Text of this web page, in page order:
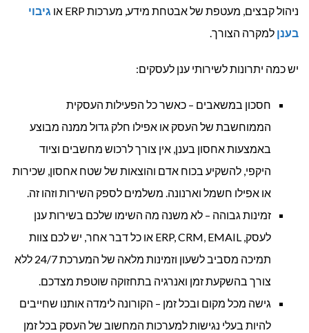
ניהול קבצים, מעטפת של אבטחת מידע, מערכות ERP או
גיבוי
בענן למקרה הצורך.
יש כמה יתרונות לשירותי ענן לעסקים:
חסכון במשאבים – כאשר כל הפעילות העסקית
הממוחשבת של העסק או אפילו חלק גדול ממנה מבוצע
באמצעות אחסון בענן, אין צורך לרכוש מחשבים וציוד
היקפי, להשקיע בכוח אדם והוצאות של שטח אחסון, שכירות
או אפילו חשמל וארנונה. משלמים לספק השירות וזהו זה.
זמינות גבוהה – לא משנה מה השימו שלכם בשירות ענן
לעסק, ERP, CRM, EMAIL או כל דבר אחר, יש לכם צוות
תמיכה מסביב לשעון וזמינות מלאה של המערכת 24/7 ללא
צורך בהשקעת זמן ואנרגיה בתחזוקה שוטפת מצדכם.
גישה מכל מקום ובכל זמן – הקורונה לימדה אותנו שחייבים
להיות בעלי נגישות למערכות המחשוב של העסק בכל זמן